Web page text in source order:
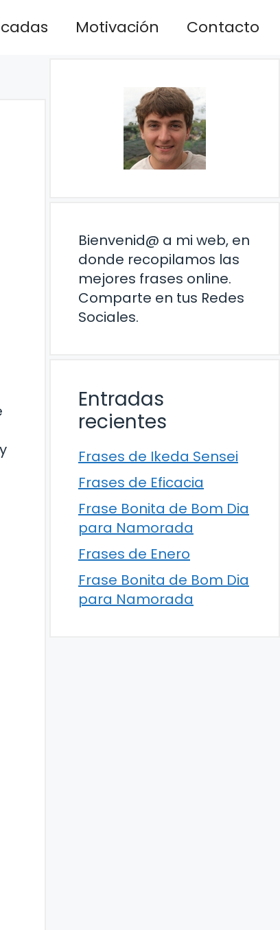
Motivación Contacto
Bienvenid@ a mi web, en
donde recopilamos las
mejores frases online.
Comparte en tus Redes
Sociales.
Entradas
recientes
Frases de Ikeda Sensei
Frases de Eficacia
Frase Bonita de Bom Dia
para Namorada
Frases de Enero
Frase Bonita de Bom Dia
para Namorada